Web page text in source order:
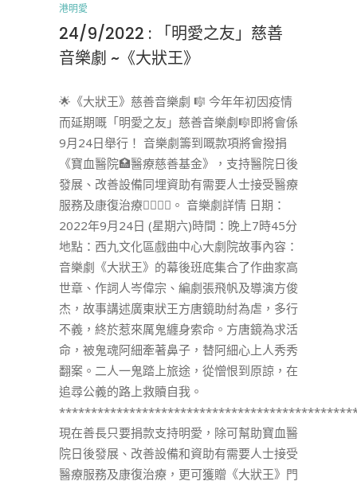
港明愛
24/9/2022 : 「明愛之友」慈善
音樂劇 ~《大狀王》
🌟《大狀王》慈善音樂劇 🎼 今年年初因疫情
而延期嘅「明愛之友」慈善音樂劇🎼即將會係
9月24日舉行！ 音樂劇籌到嘅款項將會撥捐
《寶血醫院🏥醫療慈善基金》，支持醫院日後
發展、改善設備同埋資助有需要人士接受醫療
服務及康復治療🧑‍⚕️👨‍⚕️。 音樂劇詳情 日期：
2022年9月24日 (星期六)時間：晚上7時45分
地點：西九文化區戲曲中心大劇院故事內容：
音樂劇《大狀王》的幕後班底集合了作曲家高
世章、作詞人岑偉宗、編劇張飛帆及導演方俊
杰，故事講述廣東狀王方唐鏡助紂為虐，多行
不義，終於惹來厲鬼纏身索命。方唐鏡為求活
命，被鬼魂阿細牽著鼻子，替阿細心上人秀秀
翻案。二人一鬼踏上旅途，從憎恨到原諒，在
追尋公義的路上救贖自我。
現在善長只要捐款支持明愛，除可幫助寶血醫
院日後發展、改善設備和資助有需要人士接受
醫療服務及康復治療，更可獲贈《大狀王》門